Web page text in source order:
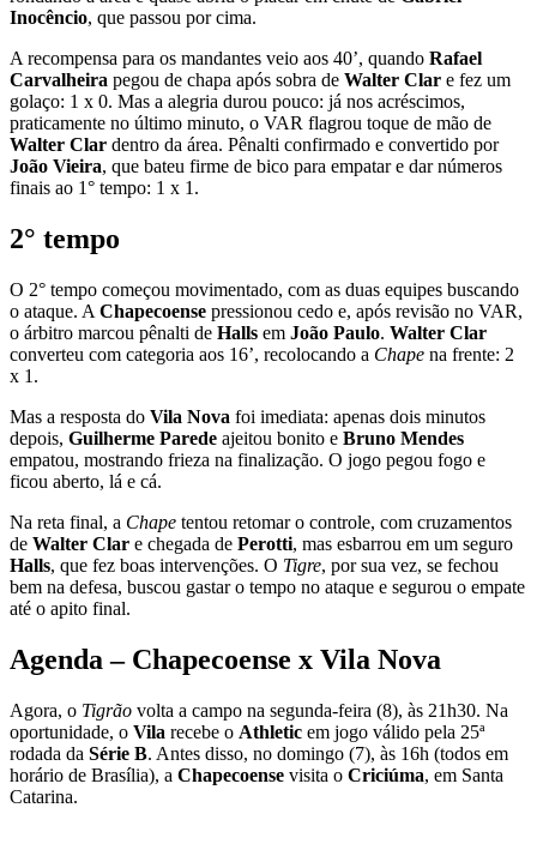
Inocêncio, que passou por cima.
A recompensa para os mandantes veio aos 40’, quando Rafael
Carvalheira pegou de chapa após sobra de Walter Clar e fez um
golaço: 1 x 0. Mas a alegria durou pouco: já nos acréscimos,
praticamente no último minuto, o VAR flagrou toque de mão de
Walter Clar dentro da área. Pênalti confirmado e convertido por
João Vieira, que bateu firme de bico para empatar e dar números
finais ao 1° tempo: 1 x 1.
2° tempo
O 2° tempo começou movimentado, com as duas equipes buscando
o ataque. A Chapecoense pressionou cedo e, após revisão no VAR,
o árbitro marcou pênalti de Halls em João Paulo. Walter Clar
converteu com categoria aos 16’, recolocando a Chape na frente: 2
x 1.
Mas a resposta do Vila Nova foi imediata: apenas dois minutos
depois, Guilherme Parede ajeitou bonito e Bruno Mendes
empatou, mostrando frieza na finalização. O jogo pegou fogo e
ficou aberto, lá e cá.
Na reta final, a Chape tentou retomar o controle, com cruzamentos
de Walter Clar e chegada de Perotti, mas esbarrou em um seguro
Halls, que fez boas intervenções. O Tigre, por sua vez, se fechou
bem na defesa, buscou gastar o tempo no ataque e segurou o empate
até o apito final.
Agenda – Chapecoense x Vila Nova
Agora, o Tigrão volta a campo na segunda-feira (8), às 21h30. Na
oportunidade, o Vila recebe o Athletic em jogo válido pela 25ª
rodada da Série B. Antes disso, no domingo (7), às 16h (todos em
horário de Brasília), a Chapecoense visita o Criciúma, em Santa
Catarina.